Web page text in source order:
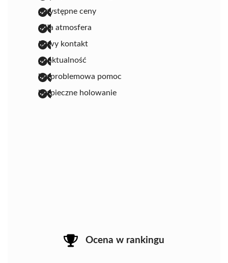
przystępne ceny
miła atmosfera
łatwy kontakt
punktualność
bezproblemowa pomoc
bezpieczne holowanie
Ocena w rankingu